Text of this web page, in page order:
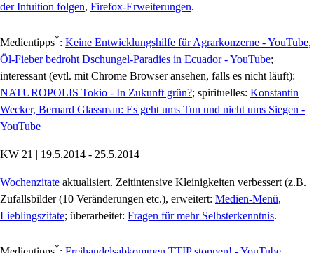
der Intuition folgen, Firefox-Erweiterungen.
Medientipps*: Keine Entwicklungshilfe für Agrarkonzerne - YouTube,
Öl-Fieber bedroht Dschungel-Paradies in Ecuador - YouTube;
interessant (evtl. mit Chrome Browser ansehen, falls es nicht läuft):
NATUROPOLIS Tokio - In Zukunft grün?; spirituelles: Konstantin
Wecker, Bernard Glassman: Es geht ums Tun und nicht ums Siegen -
YouTube
KW 21 | 19.5.2014 - 25.5.2014
Wochenzitate aktualisiert. Zeitintensive Kleinigkeiten verbessert (z.B.
Zufallsbilder (10 Veränderungen etc.), erweitert: Medien-Menü,
Lieblingszitate; überarbeitet: Fragen für mehr Selbsterkenntnis.
*